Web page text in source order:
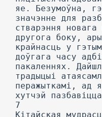
яе. Безумоўна,
значэнне для
стварэння
другога боку,
крайнасць у
доўгага часу
пакаленнях.
традыцыі
перажыткамі, ад
хутчэй
7
Кітайская